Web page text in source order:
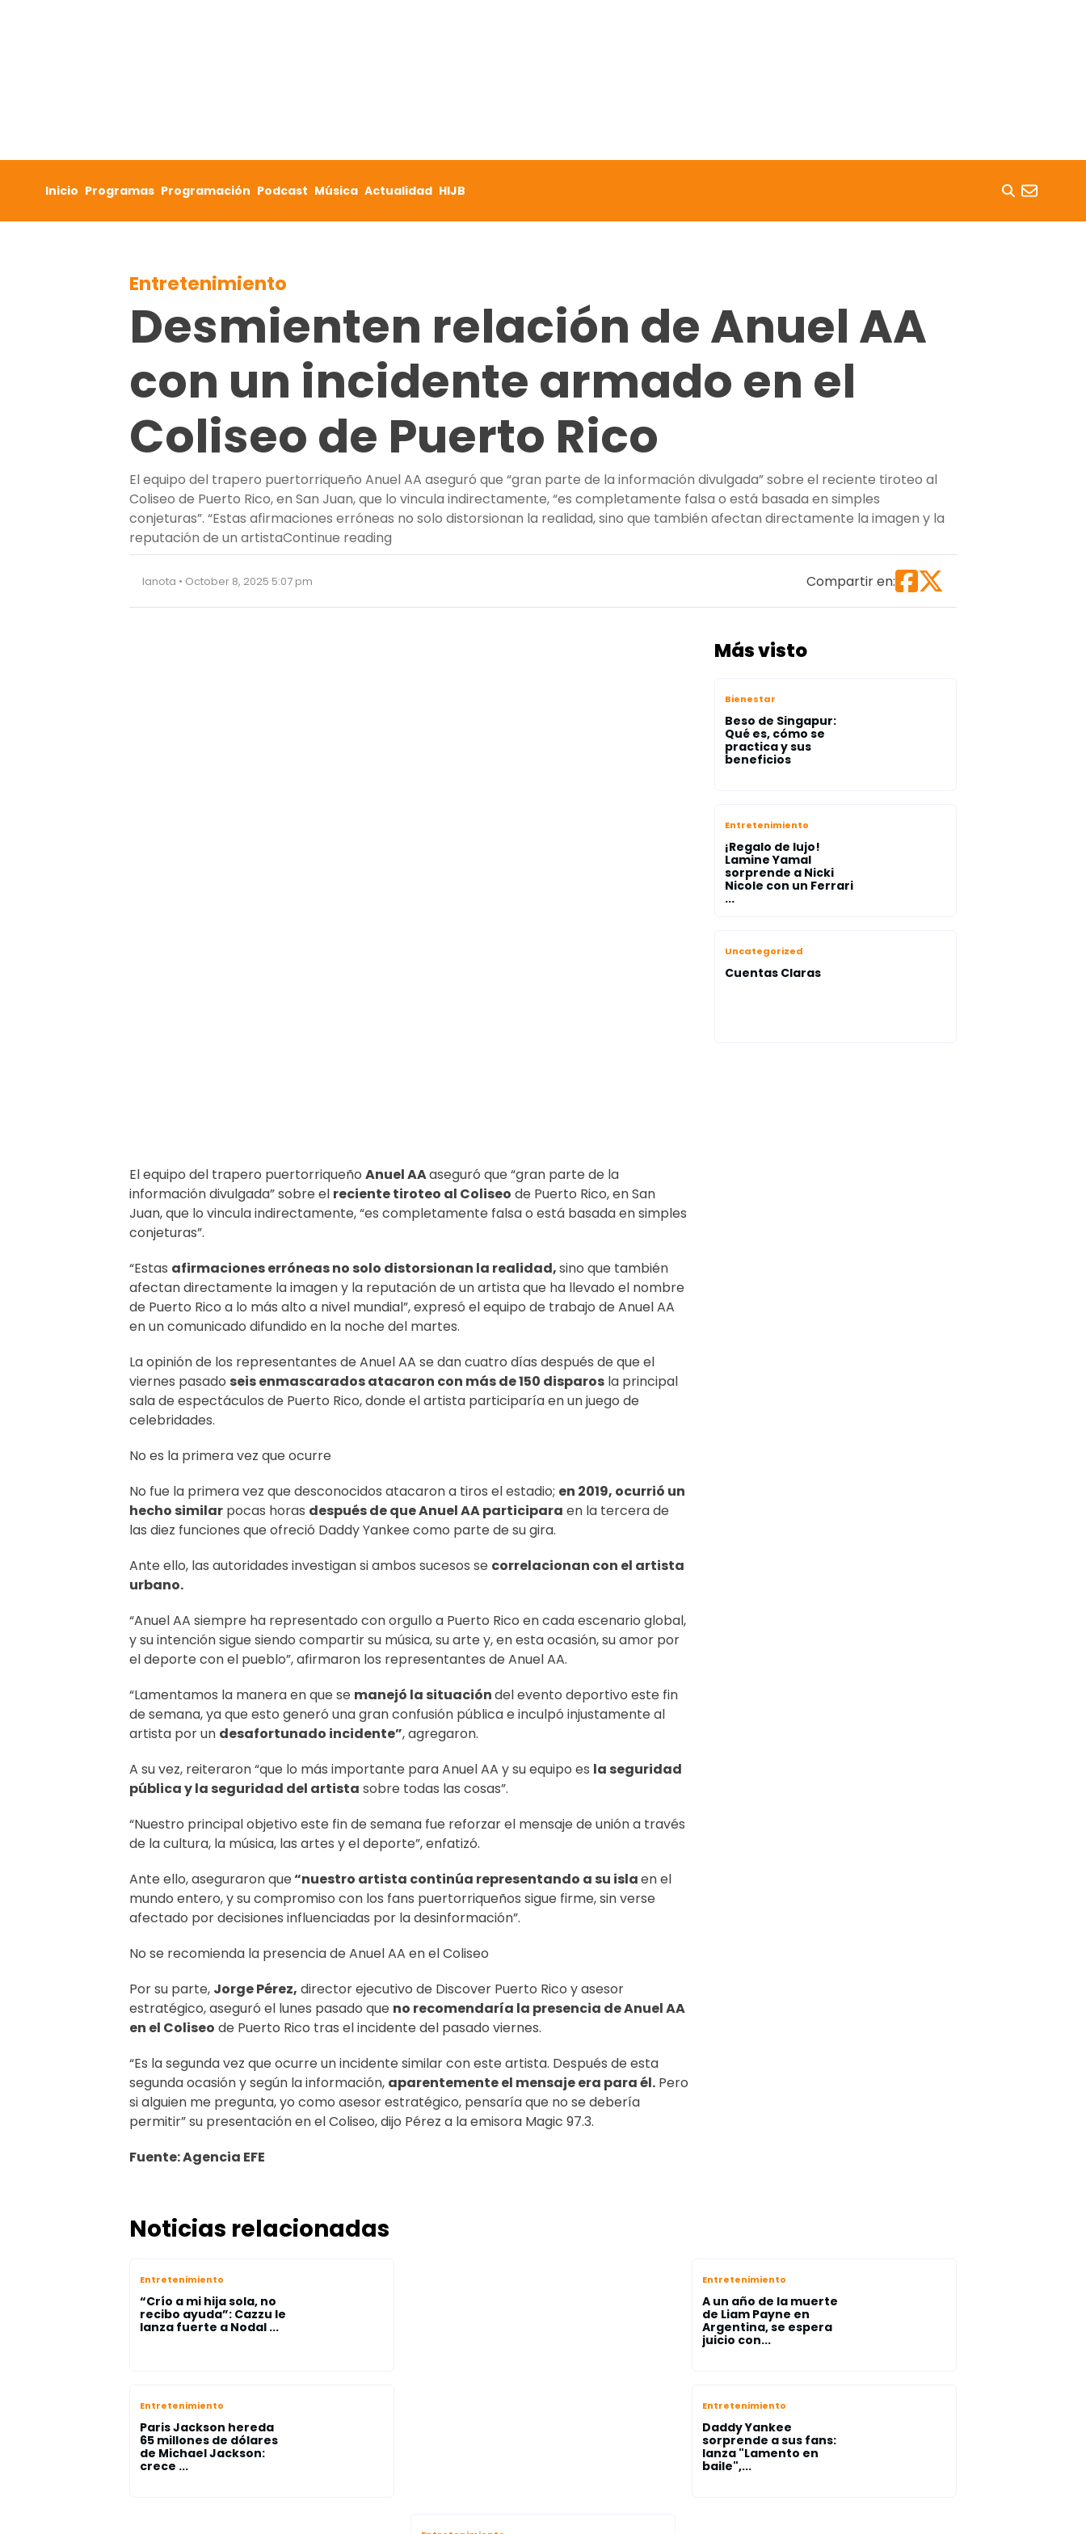
Inicio Programas Programación Podcast Música Actualidad HIJB
Entretenimiento
Desmienten relación de Anuel AA
con un incidente armado en el
Coliseo de Puerto Rico
El equipo del trapero puertorriqueño Anuel AA aseguró que “gran parte de la información divulgada” sobre el reciente tiroteo al
Coliseo de Puerto Rico, en San Juan, que lo vincula indirectamente, “es completamente falsa o está basada en simples
conjeturas”. “Estas afirmaciones erróneas no solo distorsionan la realidad, sino que también afectan directamente la imagen y la
reputación de un artistaContinue reading
lanota • October 8, 2025 5:07 pm Compartir en:
El equipo del trapero puertorriqueño Anuel AAaseguró que “gran parte de la
información divulgada” sobre el reciente tiroteo al Coliseo de Puerto Rico, en San
Juan, que lo vincula indirectamente, “es completamente falsa o está basada en simples
conjeturas”.
“Estas afirmaciones erróneas no solo distorsionan la realidad,sino que también
afectan directamente la imagen y la reputación de un artista que ha llevado el nombre
de Puerto Rico a lo más alto a nivel mundial”, expresó el equipo de trabajo de Anuel AA
en un comunicado difundido en la noche del martes.
La opinión de los representantes de Anuel AA se dan cuatro días después de que el
viernes pasado seis enmascarados atacaron con más de 150 disparos la principal
sala de espectáculos de Puerto Rico, donde el artista participaría en un juego de
celebridades.
No es la primera vez que ocurre
No fue la primera vez que desconocidos atacaron a tiros el estadio; en 2019, ocurrió un
hecho similar pocas horas después de que Anuel AA participara en la tercera de
las diez funciones que ofreció Daddy Yankee como parte de su gira.
Ante ello, las autoridades investigan si ambos sucesos se correlacionan con el artista
urbano.
“Anuel AA siempre ha representado con orgullo a Puerto Rico en cada escenario global,
y su intención sigue siendo compartir su música, su arte y, en esta ocasión, su amor por
el deporte con el pueblo”, afirmaron los representantes de Anuel AA.
“Lamentamos la manera en que se manejó la situacióndel evento deportivo este fin
de semana, ya que esto generó una gran confusión pública e inculpó injustamente al
artista por un desafortunado incidente”, agregaron.
A su vez, reiteraron “que lo más importante para Anuel AA y su equipo es la seguridad
pública y la seguridad del artista sobre todas las cosas”.
“Nuestro principal objetivo este fin de semana fue reforzar el mensaje de unión a través
de la cultura, la música, las artes y el deporte”, enfatizó.
Ante ello, aseguraron que“nuestro artista continúa representando a su islaen el
mundo entero, y su compromiso con los fans puertorriqueños sigue firme, sin verse
afectado por decisiones influenciadas por la desinformación”.
No se recomienda la presencia de Anuel AA en el Coliseo
Por su parte, Jorge Pérez, director ejecutivo de Discover Puerto Rico y asesor
estratégico, aseguró el lunes pasado que no recomendaría la presencia de Anuel AA
en el Coliseo de Puerto Rico tras el incidente del pasado viernes.
“Es la segunda vez que ocurre un incidente similar con este artista. Después de esta
segunda ocasión y según la información, aparentemente el mensaje era para él. Pero
si alguien me pregunta, yo como asesor estratégico, pensaría que no se debería
permitir” su presentación en el Coliseo, dijo Pérez a la emisora Magic 97.3.
Fuente: Agencia EFE
Más visto
Bienestar
Beso de Singapur:
Qué es, cómo se
practica y sus
beneficios
Entretenimiento
¡Regalo de lujo!
Lamine Yamal
sorprende a Nicki
Nicole con un Ferrari
...
Uncategorized
Cuentas Claras
Noticias relacionadas
Entretenimiento
“Crío a mi hija sola, no
recibo ayuda”: Cazzu le
lanza fuerte a Nodal ...
Entretenimiento
Paris Jackson hereda
65 millones de dólares
de Michael Jackson:
crece ...
Entretenimiento
A un año de la muerte
de Liam Payne en
Argentina, se espera
juicio con...
Entretenimiento
Daddy Yankee
sorprende a sus fans:
lanza "Lamento en
baile",...